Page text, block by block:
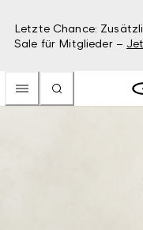
Letzte Chance:
Sale für Mitglieder –